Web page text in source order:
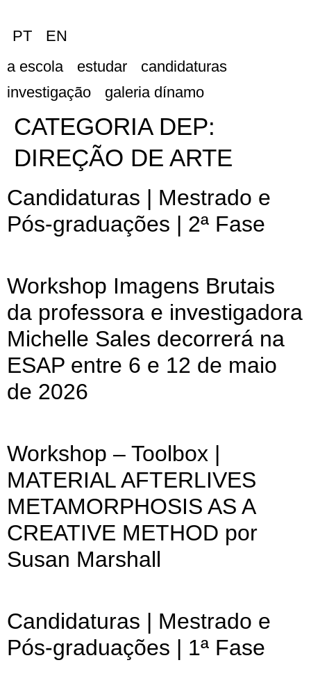
PT
EN
a escola
estudar
candidaturas
investigação
galeria dínamo
CATEGORIA DEP:
DIREÇÃO DE ARTE
Candidaturas | Mestrado e
Pós-graduações | 2ª Fase
Workshop Imagens Brutais
da professora e investigadora
Michelle Sales decorrerá na
ESAP entre 6 e 12 de maio
de 2026
Workshop – Toolbox |
MATERIAL AFTERLIVES
METAMORPHOSIS AS A
CREATIVE METHOD por
Susan Marshall
Candidaturas | Mestrado e
Pós-graduações | 1ª Fase